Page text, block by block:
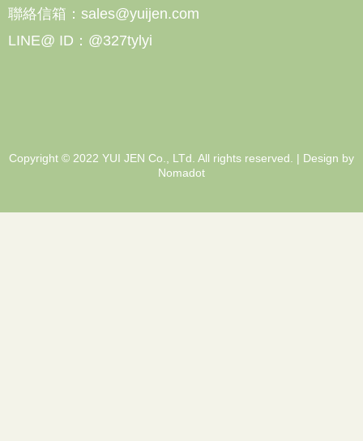
聯絡信箱：sales@yuijen.com
LINE@ ID：@327tylyi
Copyright © 2022 YUI JEN Co., LTd. All rights reserved. | Design by
Nomadot